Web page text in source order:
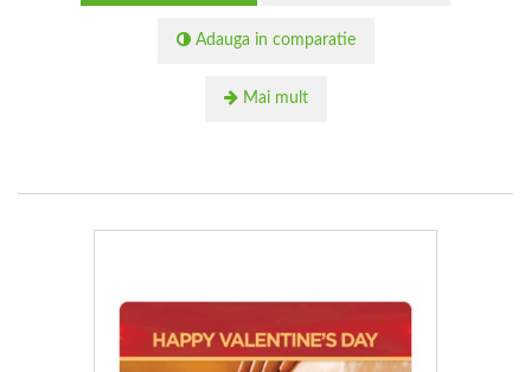
Adauga in comparatie
Mai mult